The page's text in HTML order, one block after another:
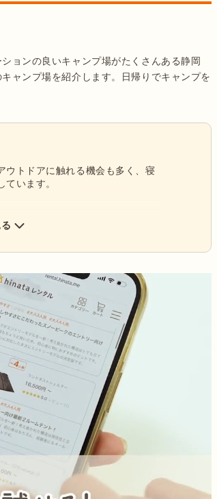
ョンの良いキャンプ場がたくさんある静岡
ャンプ場を紹介します。日帰りでキャンプを
ウトドアに触れる機会も多く、寝
います。